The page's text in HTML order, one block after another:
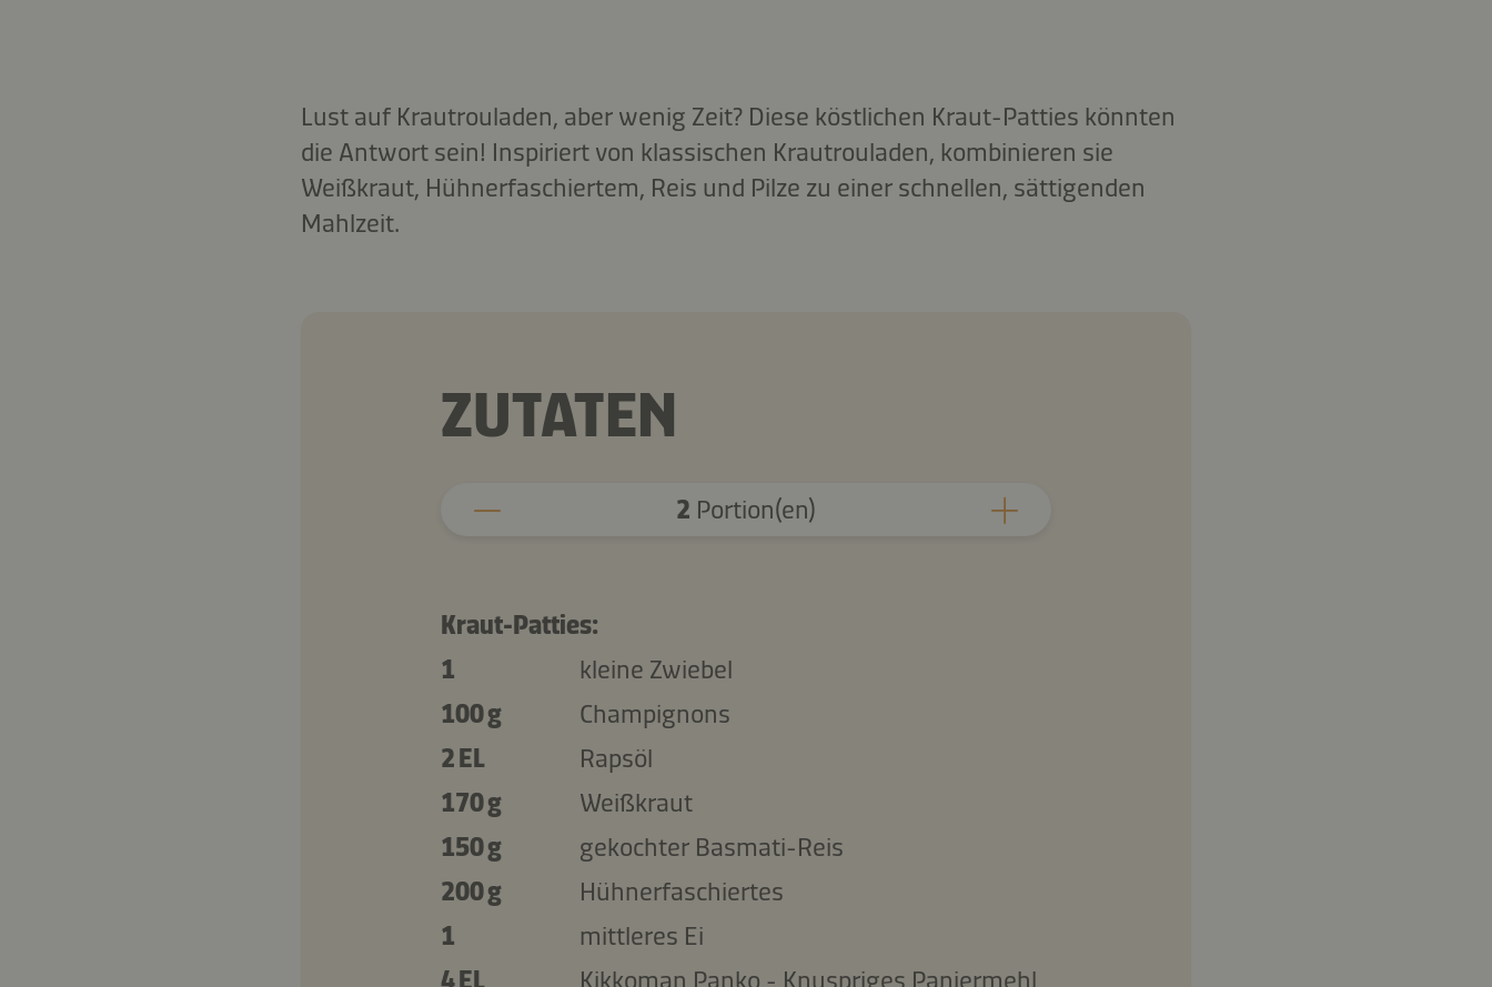
Lust auf Krautrouladen, aber wenig Zeit? Diese köstlichen Kraut-Patties könnten
die Antwort sein! Inspiriert von klassischen Krautrouladen, kombinieren sie
Weißkraut, Hühnerfaschiertem, Reis und Pilze zu einer schnellen, sättigenden
Mahlzeit.
ZUTATEN
2 Portion(en)
Kraut-Patties:
1
kleine Zwiebel
100 g
Champignons
2 EL
Rapsöl
170 g
Weißkraut
150 g
gekochter Basmati-Reis
200 g
Hühnerfaschiertes
1
mittleres Ei
4 EL
Kikkoman Panko - Knuspriges Paniermehl